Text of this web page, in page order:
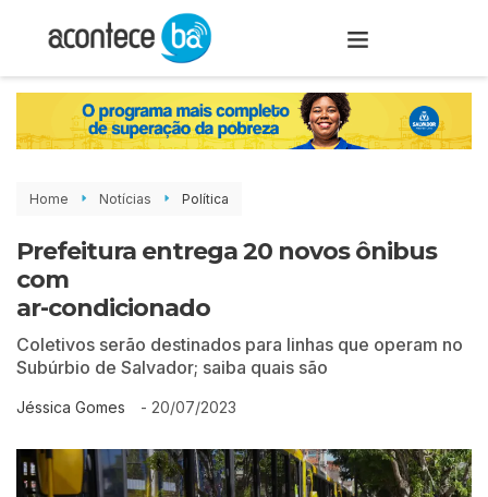
Home Notícias Política
Prefeitura entrega 20 novos ônibus
com
ar-condicionado
Coletivos serão destinados para linhas que operam no
Subúrbio de Salvador; saiba quais são
Jéssica Gomes - 20/07/2023